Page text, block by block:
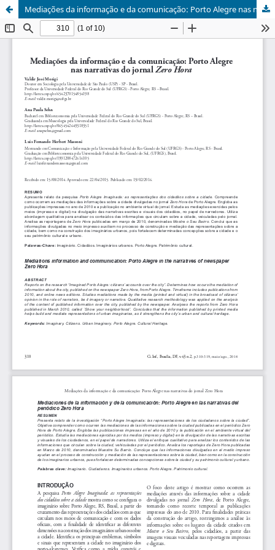
Mediações da informação e da comunicação: Porto Alegre nas narrativas do jornal Zero Hora